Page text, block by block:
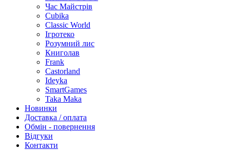
Час Майстрів
Cubika
Classic World
Ігротеко
Розумний лис
Книголав
Frank
Castorland
Ideyka
SmartGames
Taka Maka
Новинки
Доставка / оплата
Обмін - повернення
Відгуки
Контакти